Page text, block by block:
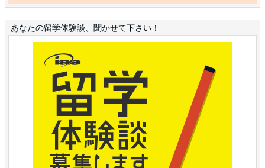
あなたの留学体験談、聞かせて下さい！